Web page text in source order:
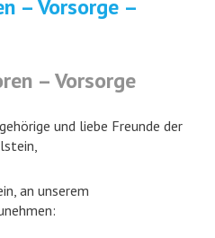
– Vorsorge –
– Vorsorge
und liebe Freunde der
an unserem